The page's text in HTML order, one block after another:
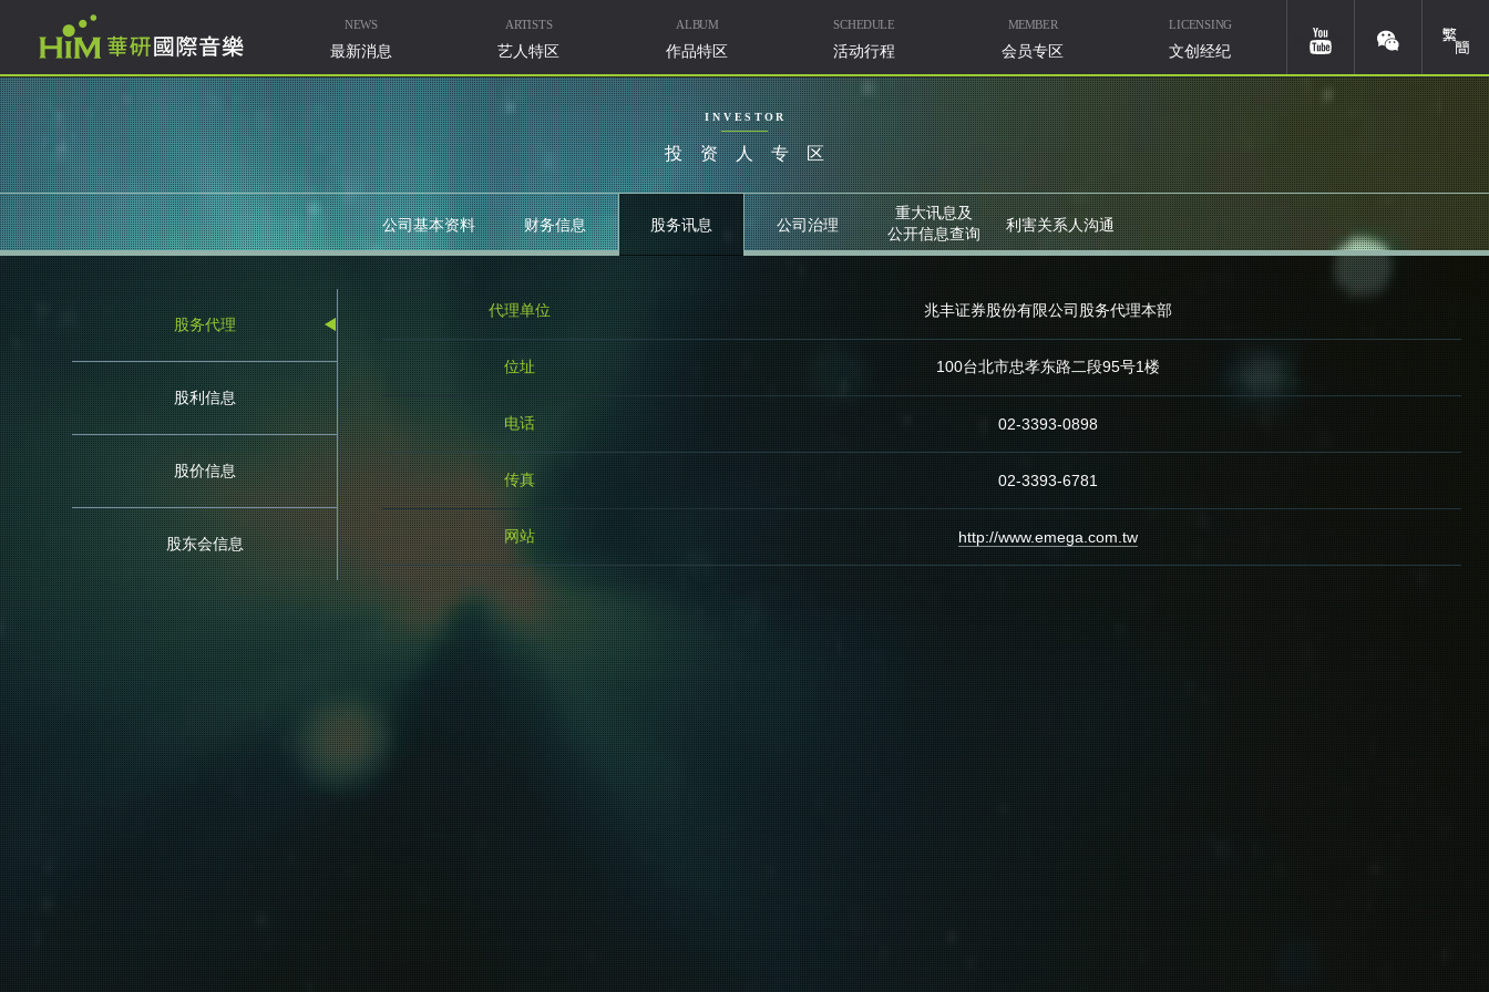
NEWS
最新消息
ARTISTS
艺人特区
ALBUM
作品特区
SCHEDULE
活动行程
MEMBER
会员专区
LICENSING
文创经纪
youtube weixin
华研国际音乐北京
簡體
投资人专区
INVESTOR
公司基本资料 财务信息 股务讯息 公司治理
重大讯息及
公开信息查询
利害关系人沟通
股务代理
股利信息
股价信息
股东会信息
代理单位 兆丰证券股份有限公司股务代理本部
位址 100台北市忠孝东路二段95号1楼
电话 02-3393-0898
传真 02-3393-6781
网站 http://www.emega.com.tw